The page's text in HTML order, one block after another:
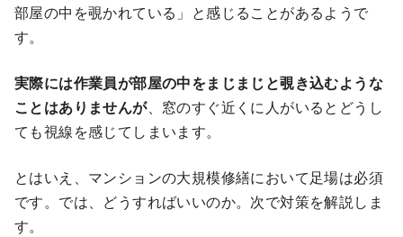
部屋の中を覗かれている」と感じることがあるようで
す。
実際には作業員が部屋の中をまじまじと覗き込むような
ことはありませんが、窓のすぐ近くに人がいるとどうし
ても視線を感じてしまいます。
とはいえ、マンションの大規模修繕において足場は必須
です。では、どうすればいいのか。次で対策を解説しま
す。